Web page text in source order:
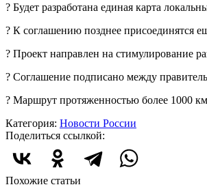
?️ Будет разработана единая карта
? К соглашению позднее присоединятся
? Проект направлен на стимулирование
? Соглашение подписано между
?️ Маршрут протяженностью более 1000
Категория: Новости России
Поделиться ссылкой:
Похожие статьи